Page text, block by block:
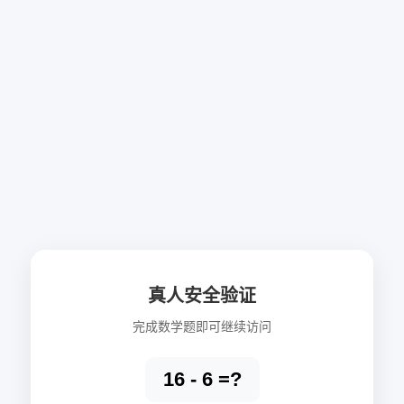
真人安全验证
完成数学题即可继续访问
16 - 6 =?